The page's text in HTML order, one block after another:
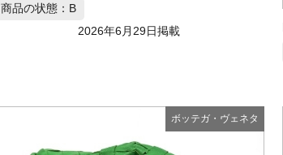
商品の状態：B
2026年6月29日掲載
ボッテガ・ヴェネタ